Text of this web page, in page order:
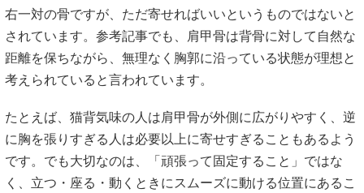
右一対の骨ですが、ただ寄せればいいというものではないと
されています。参考記事でも、肩甲骨は背骨に対して自然な
距離を保ちながら、無理なく胸郭に沿っている状態が理想と
考えられていると言われています。
たとえば、猫背気味の人は肩甲骨が外側に広がりやすく、逆
に胸を張りすぎる人は必要以上に寄せすぎることもあるよう
です。でも大切なのは、「頑張って固定すること」ではな
く、立つ・座る・動くときにスムーズに動ける位置にあるこ